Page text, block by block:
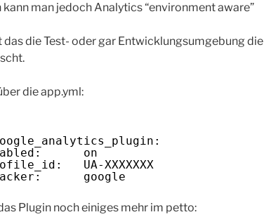
kann man jedoch Analytics “environment aware”
das die Test- oder gar Entwicklungsumgebung die
die app.yml:
on
UA-XXXXXXX
google
Plugin noch einiges mehr im petto: